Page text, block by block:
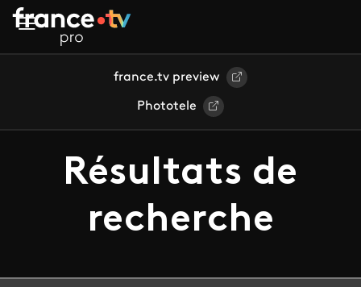
Aller au contenu principal
france.tv preview
Phototele
Résultats de
recherche